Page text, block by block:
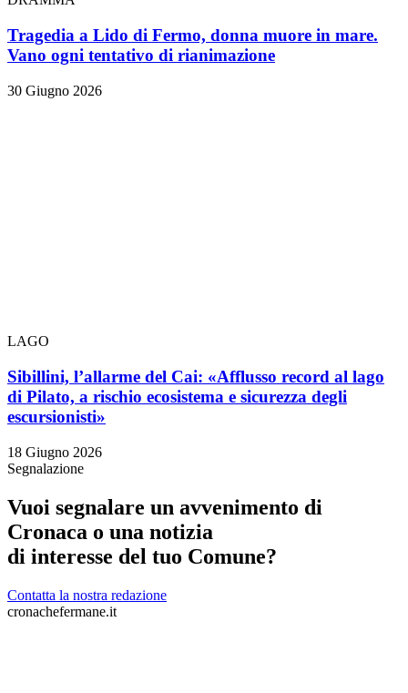
Tragedia a Lido di Fermo, donna muore in mare.
Vano ogni tentativo di rianimazione
30 Giugno 2026
LAGO
Sibillini, l’allarme del Cai: «Afflusso record al lago
di Pilato, a rischio ecosistema e sicurezza degli
escursionisti»
18 Giugno 2026
Segnalazione
Vuoi segnalare un avvenimento di
Cronaca o una notizia
di interesse del tuo Comune?
Contatta la nostra redazione
cronachefermane.it